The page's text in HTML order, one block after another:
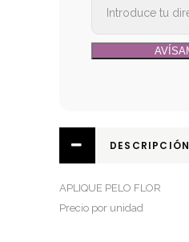
DESCRIPCIÓN
APLIQUE PELO FLOR
Precio por unidad